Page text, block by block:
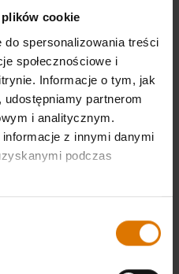
cookie
spersonalizowania treści
społecznościowe i
Informacje o tym, jak
partnerom
i analitycznym.
z innymi danymi
podczas